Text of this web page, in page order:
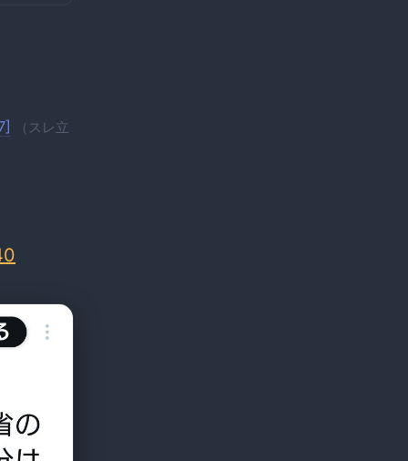
（スレ立